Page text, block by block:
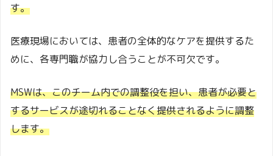
す。
医療現場においては、患者の全体的なケアを提供するた
めに、各専門職が協力し合うことが不可欠です。
MSWは、このチーム内での調整役を担い、患者が必要と
するサービスが途切れることなく提供されるように調整
します。